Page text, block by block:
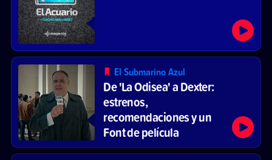
El Submarino Azul
De 'La Odisea' a Dexter:
estrenos,
recomendaciones y un
Font de película